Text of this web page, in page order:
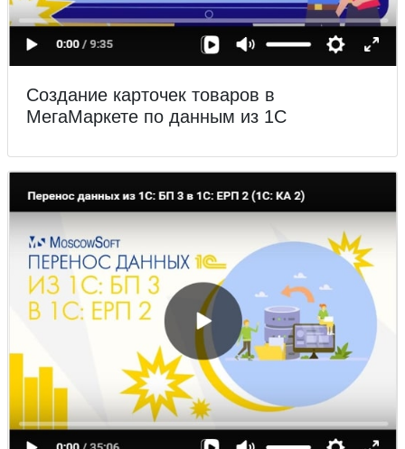
Создание карточек товаров в
МегаМаркете по данным из 1С